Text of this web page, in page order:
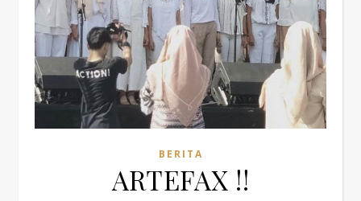
BERITA
ARTEFAX !!